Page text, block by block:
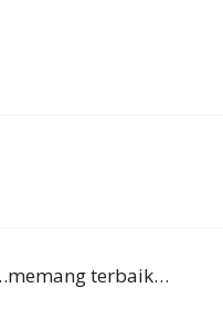
terbaik…